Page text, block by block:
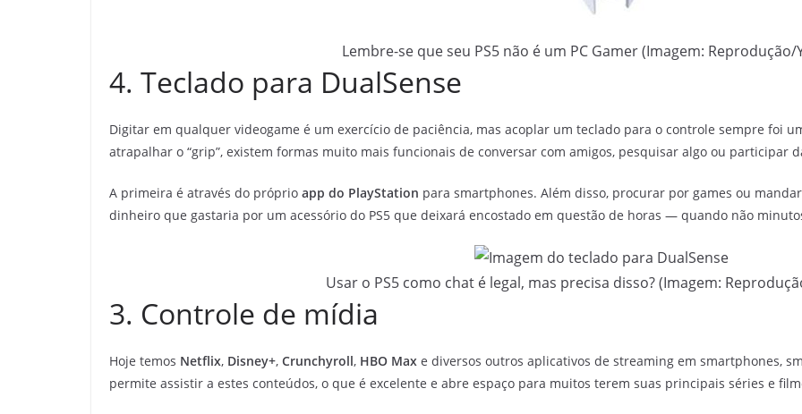
Lembre-se que seu PS5 não é um PC Gamer (Imagem: Reprodução/
4. Teclado para DualSense
Digitar em qualquer videogame é um exercício de paciência, mas acoplar um teclado para o controle sempre foi
atrapalhar o “grip”, existem formas muito mais funcionais de conversar com amigos, pesquisar algo ou participar
A primeira é através do próprio app do PlayStation para smartphones. Além disso, procurar por games ou
dinheiro que gastaria por um acessório do PS5 que deixará encostado em questão de horas — quando não
Usar o PS5 como chat é legal, mas precisa disso? (Imagem:
3. Controle de mídia
Hoje temos Netflix, Disney+, Crunchyroll, HBO Max e diversos outros aplicativos de streaming em smartphones,
permite assistir a estes conteúdos, o que é excelente e abre espaço para muitos terem suas principais séries e